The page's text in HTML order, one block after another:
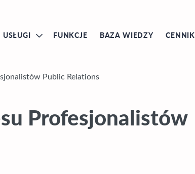
USŁUGI FUNKCJE BAZA WIEDZY CENNIK
Public Relations
Profesjonalistów